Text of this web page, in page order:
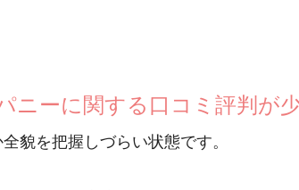
ニーに関する口コミ評判が少
貌を把握しづらい状態です。